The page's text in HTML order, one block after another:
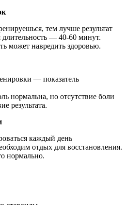
тем лучше результат
— 40-60 минут.
может навредить здоровью.
— показатель
нормальна, но отсутствие боли
результата.
каждый день
отдых для восстановления.
нормально.